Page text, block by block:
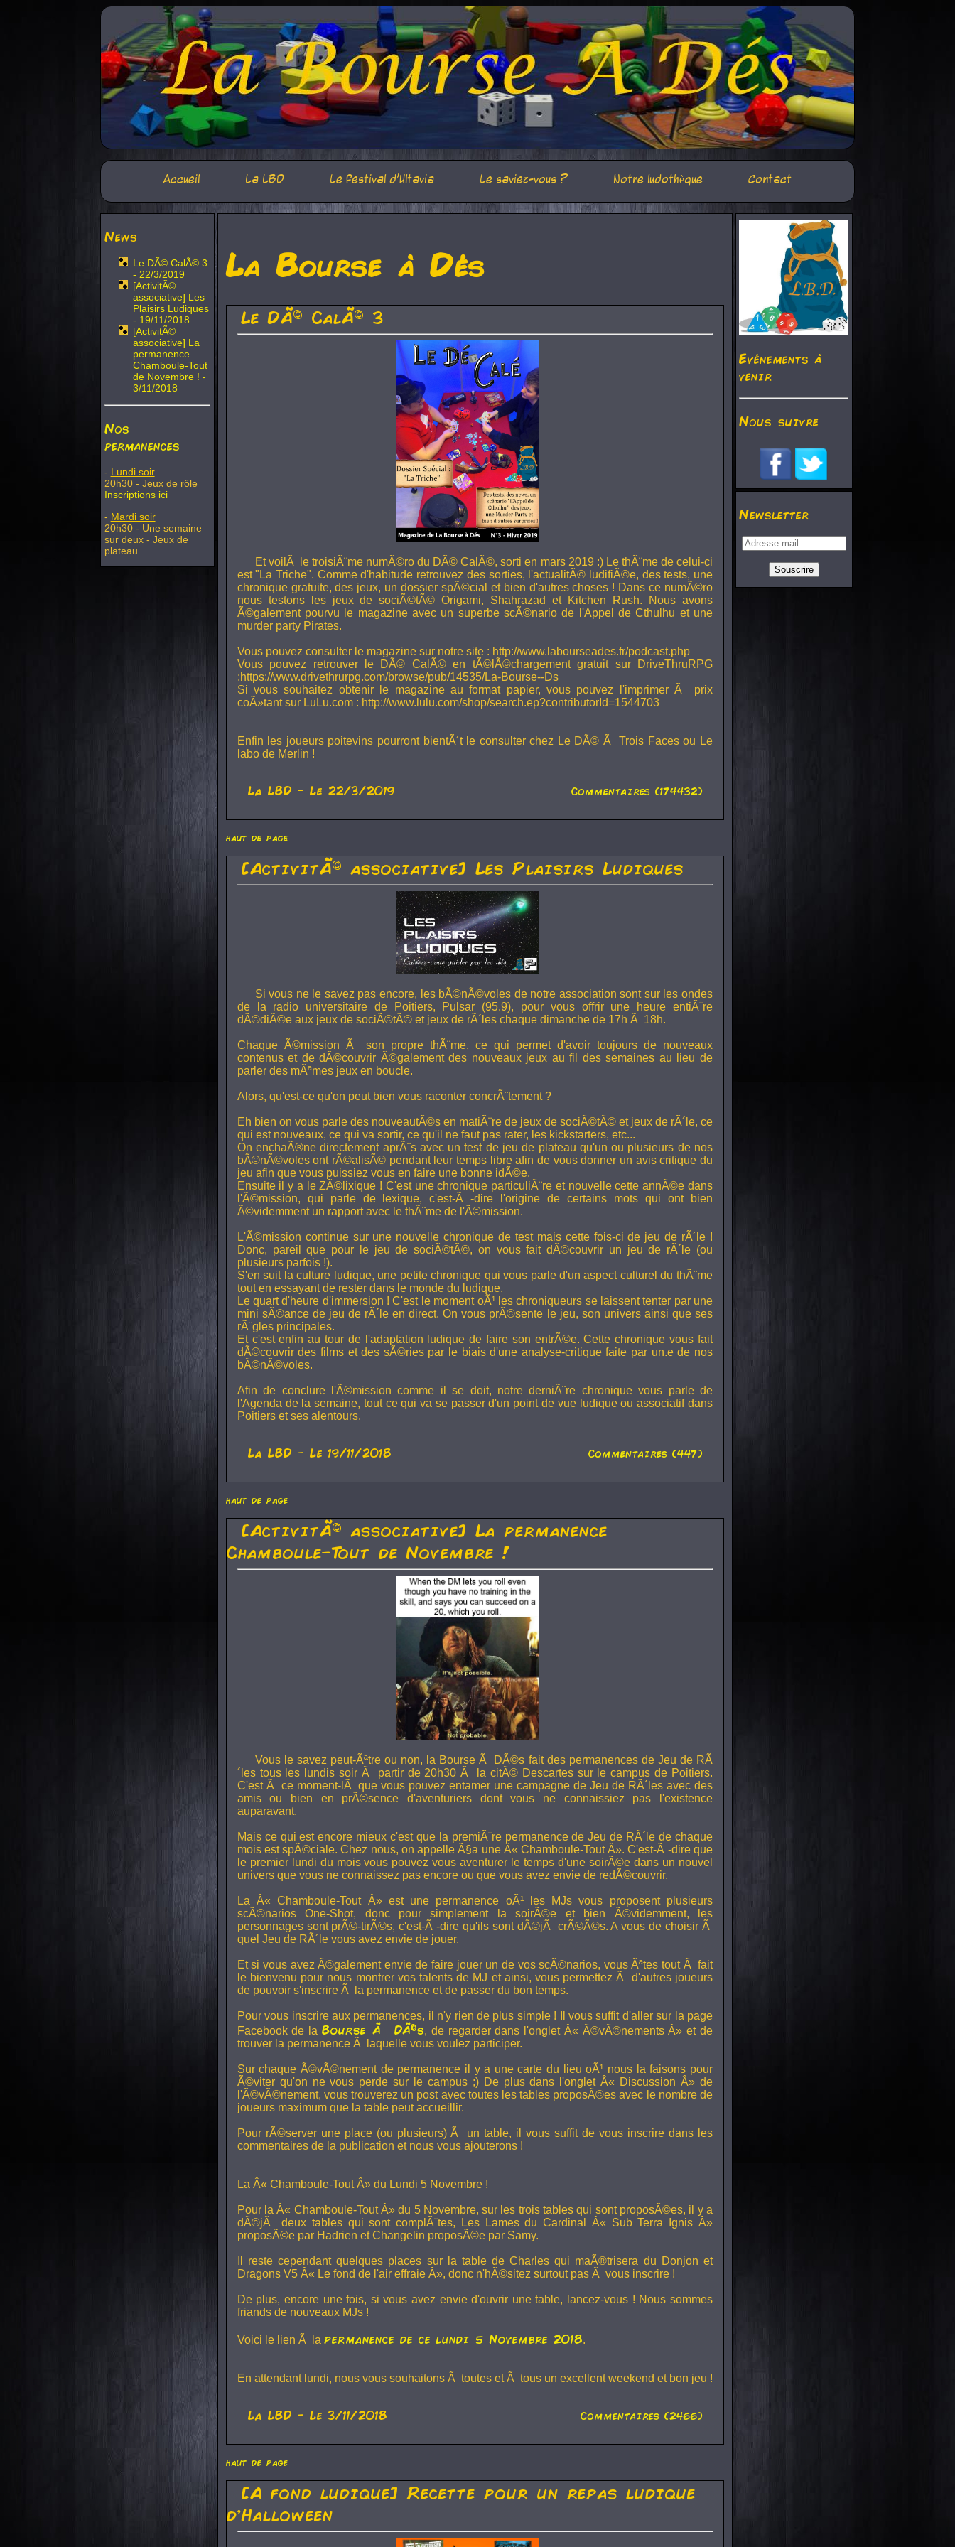
Accueil La LBD Le festival d'Ultavia Le saviez-vous ? Notre ludothèque Contact
News
Le DÃ© CalÃ© 3
- 22/3/2019
[ActivitÃ©
associative] Les
Plaisirs Ludiques
- 19/11/2018
[ActivitÃ©
associative] La
permanence
Chamboule-Tout
de Novembre ! -
3/11/2018
Nos
permanences
- Lundi soir
20h30 - Jeux de rôle
Inscriptions ici
- Mardi soir
20h30 - Une semaine
sur deux - Jeux de
plateau
La Bourse à Dés
Le DÃ© CalÃ© 3
Et voilÃ le troisiÃ¨me numÃ©ro du DÃ© CalÃ©, sorti en mars 2019 :) Le thÃ¨me de celui-ci
est "La Triche". Comme d'habitude retrouvez des sorties, l'actualitÃ© ludifiÃ©e, des tests, une
chronique gratuite, des jeux, un dossier spÃ©cial et bien d'autres choses ! Dans ce numÃ©ro
nous testons les jeux de sociÃ©tÃ© Origami, Shahrazad et Kitchen Rush. Nous avons
Ã©galement pourvu le magazine avec un superbe scÃ©nario de l'Appel de Cthulhu et une
murder party Pirates.
Vous pouvez consulter le magazine sur notre site : http://www.labourseades.fr/podcast.php
Vous pouvez retrouver le DÃ© CalÃ© en tÃ©lÃ©chargement gratuit sur DriveThruRPG
:https://www.drivethrurpg.com/browse/pub/14535/La-Bourse--Ds
Si vous souhaitez obtenir le magazine au format papier, vous pouvez l'imprimer Ã prix
coÃ»tant sur LuLu.com : http://www.lulu.com/shop/search.ep?contributorId=1544703
Enfin les joueurs poitevins pourront bientÃ´t le consulter chez Le DÃ© Ã Trois Faces ou Le
labo de Merlin !
La LBD - Le 22/3/2019 Commentaires (174432)
haut de page
[ActivitÃ© associative] Les Plaisirs Ludiques
Si vous ne le savez pas encore, les bÃ©nÃ©voles de notre association sont sur les ondes
de la radio universitaire de Poitiers, Pulsar (95.9), pour vous offrir une heure entiÃ¨re
dÃ©diÃ©e aux jeux de sociÃ©tÃ© et jeux de rÃ´les chaque dimanche de 17h Ã 18h.
Chaque Ã©mission Ã son propre thÃ¨me, ce qui permet d'avoir toujours de nouveaux
contenus et de dÃ©couvrir Ã©galement des nouveaux jeux au fil des semaines au lieu de
parler des mÃªmes jeux en boucle.
Alors, qu'est-ce qu'on peut bien vous raconter concrÃ¨tement ?
Eh bien on vous parle des nouveautÃ©s en matiÃ¨re de jeux de sociÃ©tÃ© et jeux de rÃ´le, ce
qui est nouveaux, ce qui va sortir, ce qu'il ne faut pas rater, les kickstarters, etc...
On enchaÃ®ne directement aprÃ¨s avec un test de jeu de plateau qu'un ou plusieurs de nos
bÃ©nÃ©voles ont rÃ©alisÃ© pendant leur temps libre afin de vous donner un avis critique du
jeu afin que vous puissiez vous en faire une bonne idÃ©e.
Ensuite il y a le ZÃ©lixique ! C'est une chronique particuliÃ¨re et nouvelle cette annÃ©e dans
l'Ã©mission, qui parle de lexique, c'est-Ã -dire l'origine de certains mots qui ont bien
Ã©videmment un rapport avec le thÃ¨me de l'Ã©mission.
L'Ã©mission continue sur une nouvelle chronique de test mais cette fois-ci de jeu de rÃ´le !
Donc, pareil que pour le jeu de sociÃ©tÃ©, on vous fait dÃ©couvrir un jeu de rÃ´le (ou
plusieurs parfois !).
S'en suit la culture ludique, une petite chronique qui vous parle d'un aspect culturel du thÃ¨me
tout en essayant de rester dans le monde du ludique.
Le quart d'heure d'immersion ! C'est le moment oÃ¹ les chroniqueurs se laissent tenter par une
mini sÃ©ance de jeu de rÃ´le en direct. On vous prÃ©sente le jeu, son univers ainsi que ses
rÃ¨gles principales.
Et c'est enfin au tour de l'adaptation ludique de faire son entrÃ©e. Cette chronique vous fait
dÃ©couvrir des films et des sÃ©ries par le biais d'une analyse-critique faite par un.e de nos
bÃ©nÃ©voles.
Afin de conclure l'Ã©mission comme il se doit, notre derniÃ¨re chronique vous parle de
l'Agenda de la semaine, tout ce qui va se passer d'un point de vue ludique ou associatif dans
Poitiers et ses alentours.
La LBD - Le 19/11/2018 Commentaires (447)
haut de page
[ActivitÃ© associative] La permanence
Chamboule-Tout de Novembre !
Vous le savez peut-Ãªtre ou non, la Bourse Ã DÃ©s fait des permanences de Jeu de RÃ
´les tous les lundis soir Ã partir de 20h30 Ã la citÃ© Descartes sur le campus de Poitiers.
C'est Ã ce moment-lÃ que vous pouvez entamer une campagne de Jeu de RÃ´les avec des
amis ou bien en prÃ©sence d'aventuriers dont vous ne connaissiez pas l'existence
auparavant.
Mais ce qui est encore mieux c'est que la premiÃ¨re permanence de Jeu de RÃ´le de chaque
mois est spÃ©ciale. Chez nous, on appelle Ã§a une Â« Chamboule-Tout Â». C'est-Ã -dire que
le premier lundi du mois vous pouvez vous aventurer le temps d'une soirÃ©e dans un nouvel
univers que vous ne connaissez pas encore ou que vous avez envie de redÃ©couvrir.
La Â« Chamboule-Tout Â» est une permanence oÃ¹ les MJs vous proposent plusieurs
scÃ©narios One-Shot, donc pour simplement la soirÃ©e et bien Ã©videmment, les
personnages sont prÃ©-tirÃ©s, c'est-Ã -dire qu'ils sont dÃ©jÃ crÃ©Ã©s. A vous de choisir Ã
quel Jeu de RÃ´le vous avez envie de jouer.
Et si vous avez Ã©galement envie de faire jouer un de vos scÃ©narios, vous Ãªtes tout Ã fait
le bienvenu pour nous montrer vos talents de MJ et ainsi, vous permettez Ã d'autres joueurs
de pouvoir s'inscrire Ã la permanence et de passer du bon temps.
Pour vous inscrire aux permanences, il n'y rien de plus simple ! Il vous suffit d'aller sur la page
Facebook de la Bourse Ã DÃ©s, de regarder dans l'onglet Â« Ã©vÃ©nements Â» et de
trouver la permanence Ã laquelle vous voulez participer.
Sur chaque Ã©vÃ©nement de permanence il y a une carte du lieu oÃ¹ nous la faisons pour
Ã©viter qu'on ne vous perde sur le campus ;) De plus dans l'onglet Â« Discussion Â» de
l'Ã©vÃ©nement, vous trouverez un post avec toutes les tables proposÃ©es avec le nombre de
joueurs maximum que la table peut accueillir.
Pour rÃ©server une place (ou plusieurs) Ã un table, il vous suffit de vous inscrire dans les
commentaires de la publication et nous vous ajouterons !
La Â« Chamboule-Tout Â» du Lundi 5 Novembre !
Pour la Â« Chamboule-Tout Â» du 5 Novembre, sur les trois tables qui sont proposÃ©es, il y a
dÃ©jÃ deux tables qui sont complÃ¨tes,
Les Lames du Cardinal
Â« Sub Terra Ignis Â»
proposÃ©e par Hadrien etChangelin proposÃ©e par Samy.
Il reste cependant quelques places sur la table de Charles qui maÃ®trisera du Donjon et
Dragons V5Â« Le fond de l'air effraie Â», donc n'hÃ©sitez surtout pas Ã vous inscrire !
De plus, encore une fois, si vous avez envie d'ouvrir une table, lancez-vous ! Nous sommes
friands de nouveaux MJs !
Voici le lien Ã la permanence de ce lundi 5 Novembre 2018.
En attendant lundi, nous vous souhaitons Ã toutes et Ã tous un excellent weekend et bon jeu !
La LBD - Le 3/11/2018 Commentaires (2466)
haut de page
[A fond ludique] Recette pour un repas ludique
d'Halloween
Evénements à
venir
Nous suivre
Newsletter